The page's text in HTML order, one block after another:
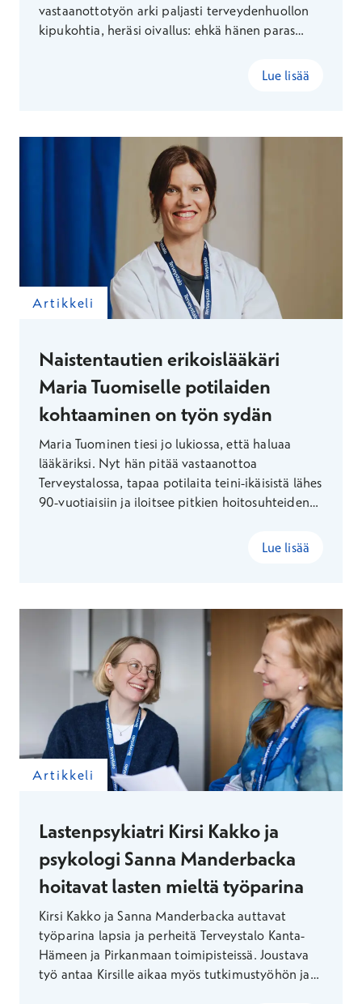
vastaanottotyön arki paljasti terveydenhuollon
kipukohtia, heräsi oivallus: ehkä hänen paras
ulkopuolella. Näin syntyi uralle jälleen uusiLue lisää
Artikkeli
Naistentautien erikoislääkäri
Maria Tuomiselle potilaiden
kohtaaminen on työn sydän
Maria Tuominen tiesi jo lukiossa, että haluaa
lääkäriksi. Nyt hän pitää vastaanottoa
Terveystalossa, tapaa potilaita teini-ikäisistä lähes
90-vuotiaisiin ja iloitsee pitkien hoitosuhteiden
Lue lisää
Artikkeli
Lastenpsykiatri Kirsi Kakko ja
psykologi Sanna Manderbacka
hoitavat lasten mieltä työparina
Kirsi Kakko ja Sanna Manderbacka auttavat
työparina lapsia ja perheitä Terveystalo Kanta-
Hämeen ja Pirkanmaan toimipisteissä. Joustava
työ antaa Kirsille aikaa myös tutkimustyöhön ja